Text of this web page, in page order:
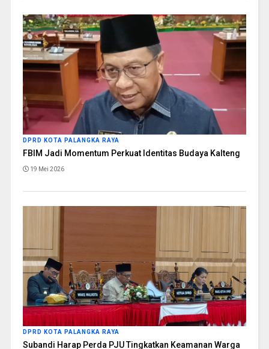
DPRD KOTA PALANGKA RAYA
FBIM Jadi Momentum Perkuat Identitas Budaya Kalteng
19 Mei 2026
DPRD KOTA PALANGKA RAYA
Subandi Harap Perda PJU Tingkatkan Keamanan Warga